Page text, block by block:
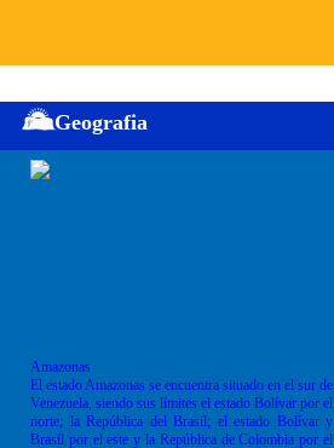
Geografia
Amazonas
El estado Amazonas se encuentra situado en el sur de
Venezuela, siendo sus límites el estado Bolívar por el
norte; la República del Brasil; el estado Bolívar y
Brasil por el este y la República de Colombia por el